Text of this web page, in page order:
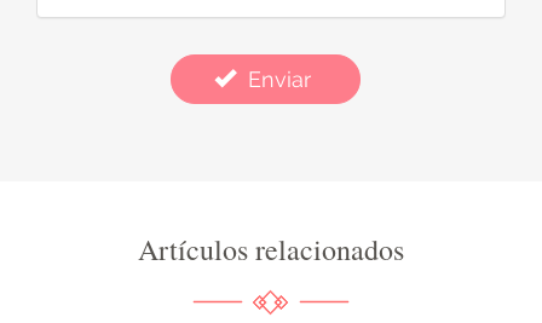
Enviar
Artículos relacionados